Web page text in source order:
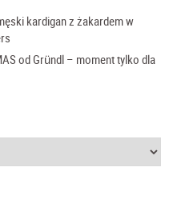
kardigan z żakardem w
od Gründl – moment tylko dla